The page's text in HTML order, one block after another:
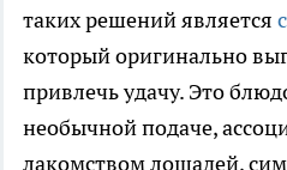
таких решений является
который оригинально
привлечь удачу. Это
необычной подаче,
лакомством лошадей,